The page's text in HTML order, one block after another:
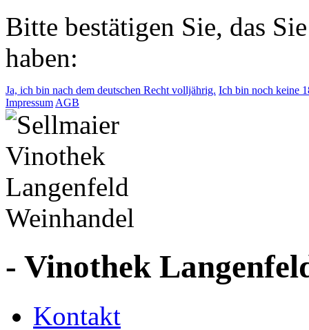
Bitte bestätigen Sie, das
haben:
Ja, ich bin nach dem deutschen Recht volljährig. Ich bin noch keine
Impressum AGB
- Vinothek
Kontakt